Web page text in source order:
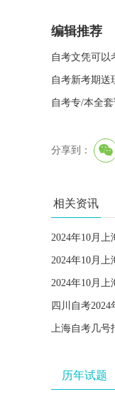
编辑推荐
自考文凭可以
自考新考期送
自考专/本全
分享到：
相关资讯
2024年10月上
2024年10月
2024年10月
四川自考2024
上海自考几号
历年试题